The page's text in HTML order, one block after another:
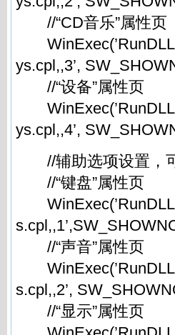
//“CD音乐”属性页
ys.cpl,,3’,
//“设备”属性页
ys.cpl,,4’,
//辅助选项设置，
//“键盘”属性页
//“声音”属性页
s.cpl,,2’,
//“显示”属性页